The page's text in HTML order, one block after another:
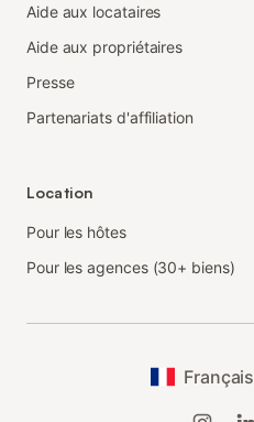
Aide aux locataires
Aide aux propriétaires
Presse
Partenariats d'affiliation
Location
Pour les hôtes
Pour les agences (30+ biens)
Français